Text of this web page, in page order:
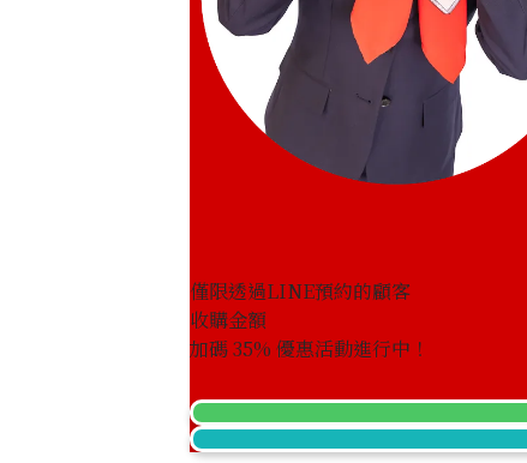
僅限透過LINE預約的顧客
收購金額
加碼35% 優惠活動進行中！